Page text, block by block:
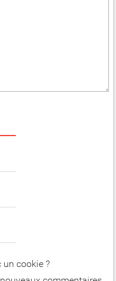
un cookie ?